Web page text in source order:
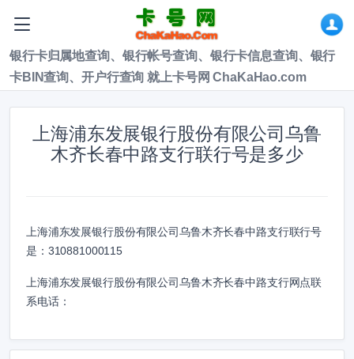
银行卡归属地查询、银行帐号查询、银行卡信息查询、银行
卡BIN查询、开户行查询 就上卡号网 ChaKaHao.com
上海浦东发展银行股份有限公司乌鲁
木齐长春中路支行联行号是多少
上海浦东发展银行股份有限公司乌鲁木齐长春中路支行联行号
是： 310881000115
上海浦东发展银行股份有限公司乌鲁木齐长春中路支行网点联
系电话：